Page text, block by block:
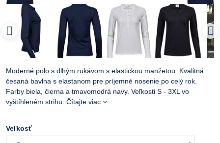
Moderné polo s dlhým rukávom s elastickou manžetou. Kvalitná
česaná bavlna s elastanom pre príjemné nosenie po celý rok.
Farby biela, čierna a tmavomodrá navy. Veľkosti S - 3XL vo
vyštíhleném strihu. Čítajte viac
Veľkosť